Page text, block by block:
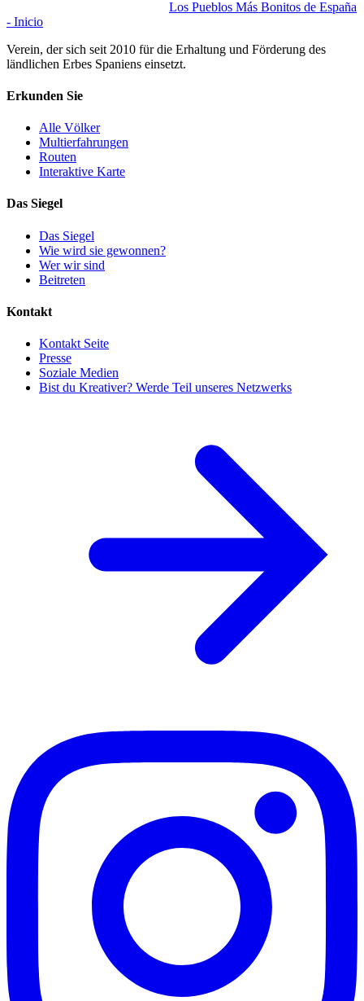
Los Pueblos Más Bonitos de España
- Inicio
Verein, der sich seit 2010 für die Erhaltung und Förderung des
ländlichen Erbes Spaniens einsetzt.
Erkunden Sie
Alle Völker
Multierfahrungen
Routen
Interaktive Karte
Das Siegel
Das Siegel
Wie wird sie gewonnen?
Wer wir sind
Beitreten
Kontakt
Kontakt Seite
Presse
Soziale Medien
Bist du Kreativer? Werde Teil unseres Netzwerks